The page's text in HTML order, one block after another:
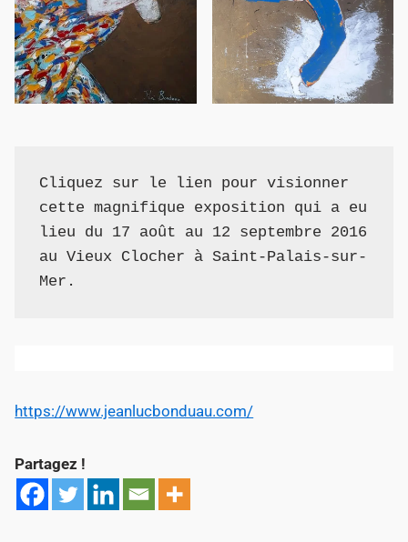
Cliquez sur le lien pour visionner
cette magnifique exposition qui a eu
lieu du 17 août au 12 septembre 2016
au Vieux Clocher à Saint-Palais-sur-
Mer.
https://www.jeanlucbonduau.com/
Partagez !